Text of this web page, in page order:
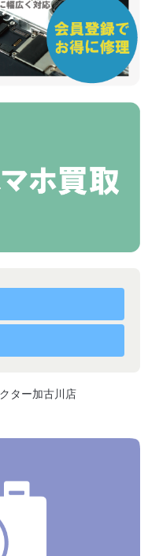
ター加古川店